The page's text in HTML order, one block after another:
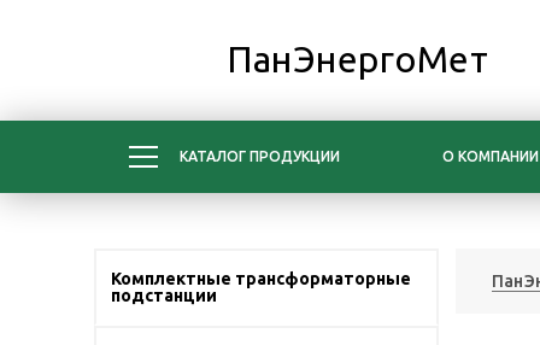
ПанЭнергоМет
КАТАЛОГ ПРОДУКЦИИ О КОМПАНИИ
Комплектные трансформаторные
подстанции